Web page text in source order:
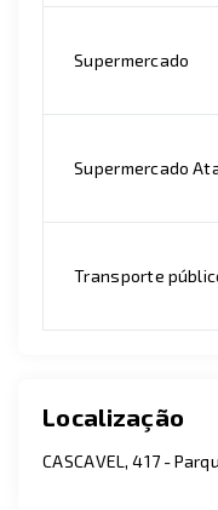
Supermercado
Supermercado
Transporte
Localização
CASCAVEL, 417 -